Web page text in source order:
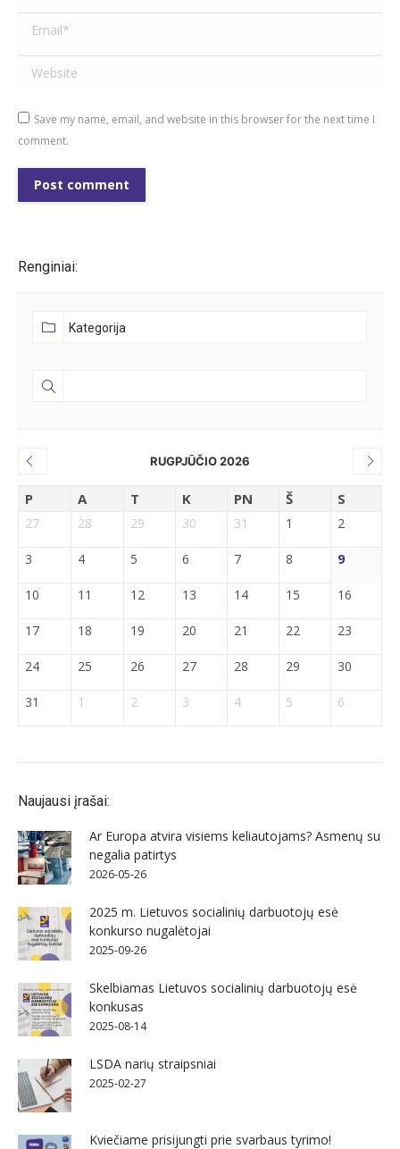
Email *
Website
Save my name, email, and website in this browser for the next time I
comment.
Post comment
Renginiai:
RUGPJŪČIO 2026
P A T K PN Š S
27 28 29 30 31 1 2
3 4 5 6 7 8 9
10 11 12 13 14 15 16
17 18 19 20 21 22 23
24 25 26 27 28 29 30
31 1 2 3 4 5 6
Naujausi įrašai:
Ar Europa atvira visiems keliautojams? Asmenų su
negalia patirtys
2026-05-26
2025 m. Lietuvos socialinių darbuotojų esė
konkurso nugalėtojai
2025-09-26
Skelbiamas Lietuvos socialinių darbuotojų esė
konkusas
2025-08-14
LSDA narių straipsniai
2025-02-27
Kviečiame prisijungti prie svarbaus tyrimo!